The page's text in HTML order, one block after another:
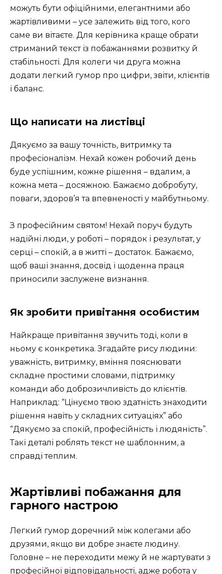
можуть бути офіційними, елегантними або
жартівливими – усе залежить від того, кого
саме ви вітаєте. Для керівника краще обрати
стриманий текст із побажаннями розвитку й
стабільності. Для колеги чи друга можна
додати легкий гумор про цифри, звіти, клієнтів
і баланс.
Що написати на листівці
Дякуємо за вашу точність, витримку та
професіоналізм. Нехай кожен робочий день
буде успішним, кожне рішення – вдалим, а
кожна мета – досяжною. Бажаємо добробуту,
поваги, здоров’я та впевненості у майбутньому.
З професійним святом! Нехай поруч будуть
надійні люди, у роботі – порядок і результат, у
серці – спокій, а в житті – достаток. Бажаємо,
щоб ваші знання, досвід і щоденна праця
приносили заслужене визнання.
Як зробити привітання особистим
Найкраще привітання звучить тоді, коли в
ньому є конкретика. Згадайте рису людини:
уважність, витримку, вміння пояснювати
складне простими словами, підтримку
команди або доброзичливість до клієнтів.
Наприклад: “Цінуємо твою здатність знаходити
рішення навіть у складних ситуаціях” або
“Дякуємо за спокій, професійність і людяність”.
Такі деталі роблять текст не шаблонним, а
справді теплим.
Жартівливі побажання для
гарного настрою
Легкий гумор доречний між колегами або
друзями, якщо ви добре знаєте людину.
Головне – не переходити межу й не жартувати з
професійної відповідальності, адже робота у